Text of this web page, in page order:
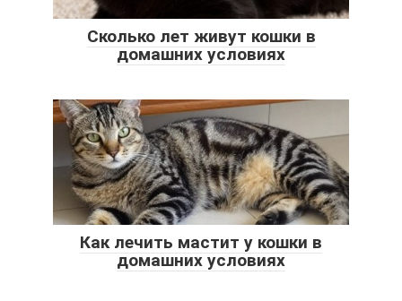
Сколько лет живут кошки в
домашних условиях
Как лечить мастит у кошки в
домашних условиях